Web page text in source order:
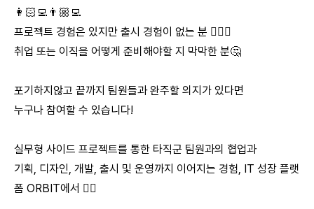
👩🏻‍💻‍👨🏼‍💻
프로젝트 경험은 있지만 출시 경험이 없는 분 🙋🏻‍♂️
취업 또는 이직을 어떻게 준비해야할 지 막막한 분🤔
포기하지않고 끝까지 팀원들과 완주할 의지가 있다면
누구나 참여할 수 있습니다!
실무형 사이드 프로젝트를 통한 타직군 팀원과의 협업과
기획, 디자인, 개발, 출시 및 운영까지 이어지는 경험, IT 성장 플랫
폼 ORBIT에서 👍🏻